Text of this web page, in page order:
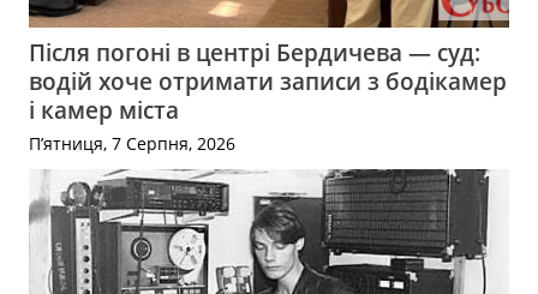
Після погоні в центрі Бердичева — суд:
водій хоче отримати записи з бодікамер
і камер міста
П’ятниця, 7 Серпня, 2026